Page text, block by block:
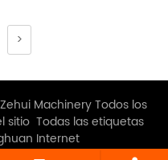
>
Machinery Todos los
sitio Todas las etiquetas
Internet